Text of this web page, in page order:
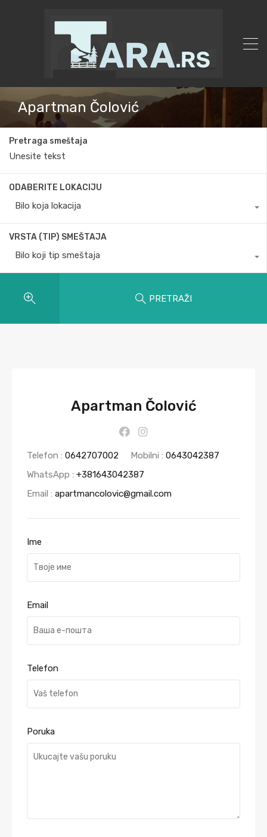
Apartman Čolović
Pretraga smeštaja
ODABERITE LOKACIJU
Bilo koja lokacija
VRSTA (TIP) SMEŠTAJA
Bilo koji tip smeštaja
PRETRAŽI
Apartman Čolović
Telefon : 0642707002 Mobilni : 0643042387
WhatsApp : +381643042387
Email : apartmancolovic@gmail.com
Ime
Email
Telefon
Poruka